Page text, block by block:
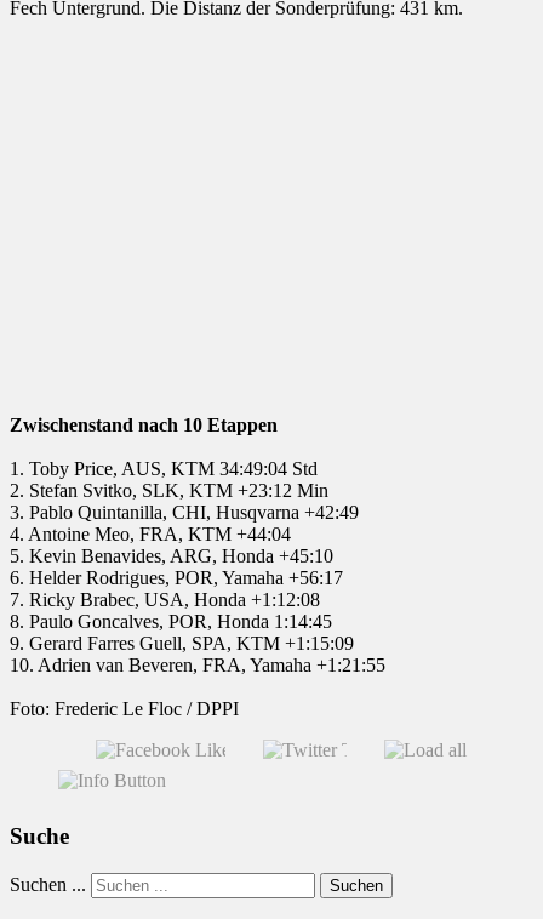
Fech Untergrund. Die Distanz der Sonderprüfung: 431 km.
Zwischenstand nach 10 Etappen
1. Toby Price, AUS, KTM 34:49:04 Std
2. Stefan Svitko, SLK, KTM +23:12 Min
3. Pablo Quintanilla, CHI, Husqvarna +42:49
4. Antoine Meo, FRA, KTM +44:04
5. Kevin Benavides, ARG, Honda +45:10
6. Helder Rodrigues, POR, Yamaha +56:17
7. Ricky Brabec, USA, Honda +1:12:08
8. Paulo Goncalves, POR, Honda 1:14:45
9. Gerard Farres Guell, SPA, KTM +1:15:09
10. Adrien van Beveren, FRA, Yamaha +1:21:55
Foto: Frederic Le Floc / DPPI
Suche
Suchen ... Suchen